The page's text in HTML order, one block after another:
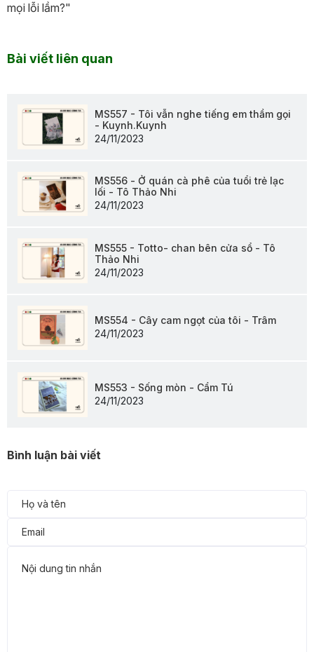
mọi lỗi lầm?"
Bài viết liên quan
MS557 - Tôi vẫn nghe tiếng em thầm gọi
- Kuynh.Kuynh
24/11/2023
MS556 - Ở quán cà phê của tuổi trẻ lạc
lối - Tô Thảo Nhi
24/11/2023
MS555 - Totto- chan bên cửa sổ - Tô
Thảo Nhi
24/11/2023
MS554 - Cây cam ngọt của tôi - Trâm
24/11/2023
MS553 - Sống mòn - Cẩm Tú
24/11/2023
Bình luận bài viết